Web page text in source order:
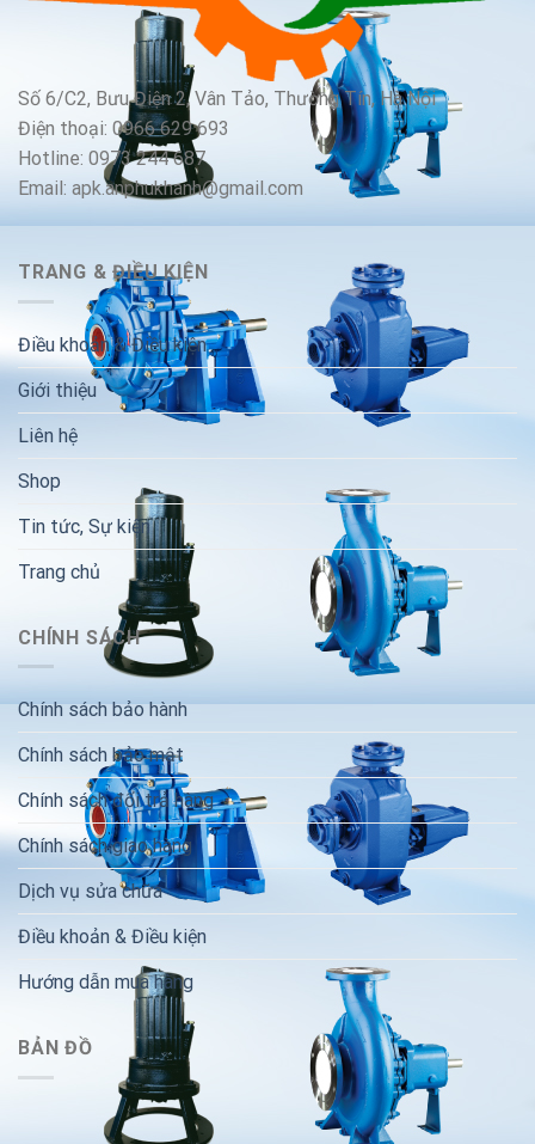
Số 6/C2, Bưu Điện 2, Vân Tảo, Thường Tín, Hà Nội
Điện thoại: 0966 629 693
Hotline: 0973 244 687
Email: apk.anphukhanh@gmail.com
TRANG & ĐIỀU KIỆN
Điều khoản & Điều kiện
Giới thiệu
Liên hệ
Shop
Tin tức, Sự kiện
Trang chủ
CHÍNH SÁCH
Chính sách bảo hành
Chính sách bảo mật
Chính sách đổi trả hàng
Chính sách giao hàng
Dịch vụ sửa chữa
Điều khoản & Điều kiện
Hướng dẫn mua hàng
BẢN ĐỒ